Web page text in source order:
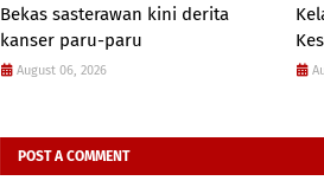
Bekas sasterawan kini derita
kanser paru-paru
August 06, 2026
POST A COMMENT